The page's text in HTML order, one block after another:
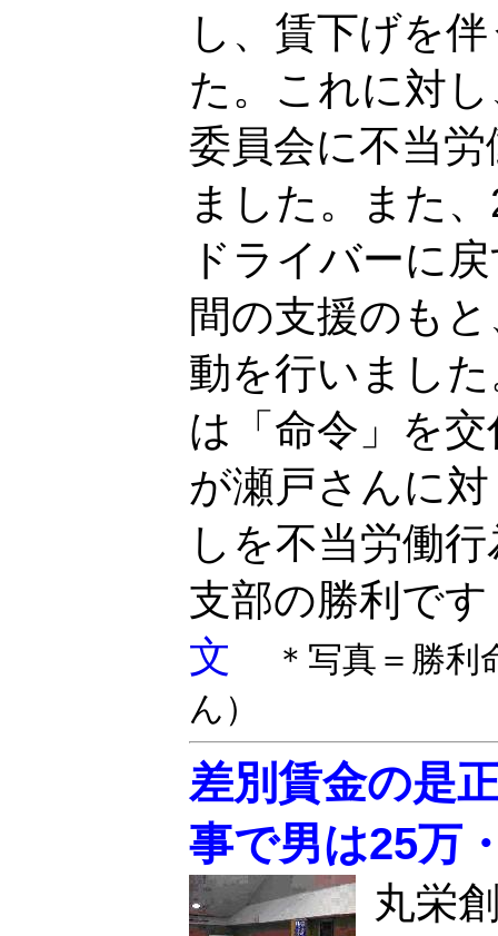
し、賃下げを
た。これに対
委員会に不当
ました。また
ドライバーに
間の支援のも
動を行いまし
は「命令」を
が瀬戸さんに
しを不当労働
支部の勝利で
文
＊写真＝勝
ん）
差別賃金の是
事で男は25万
丸栄